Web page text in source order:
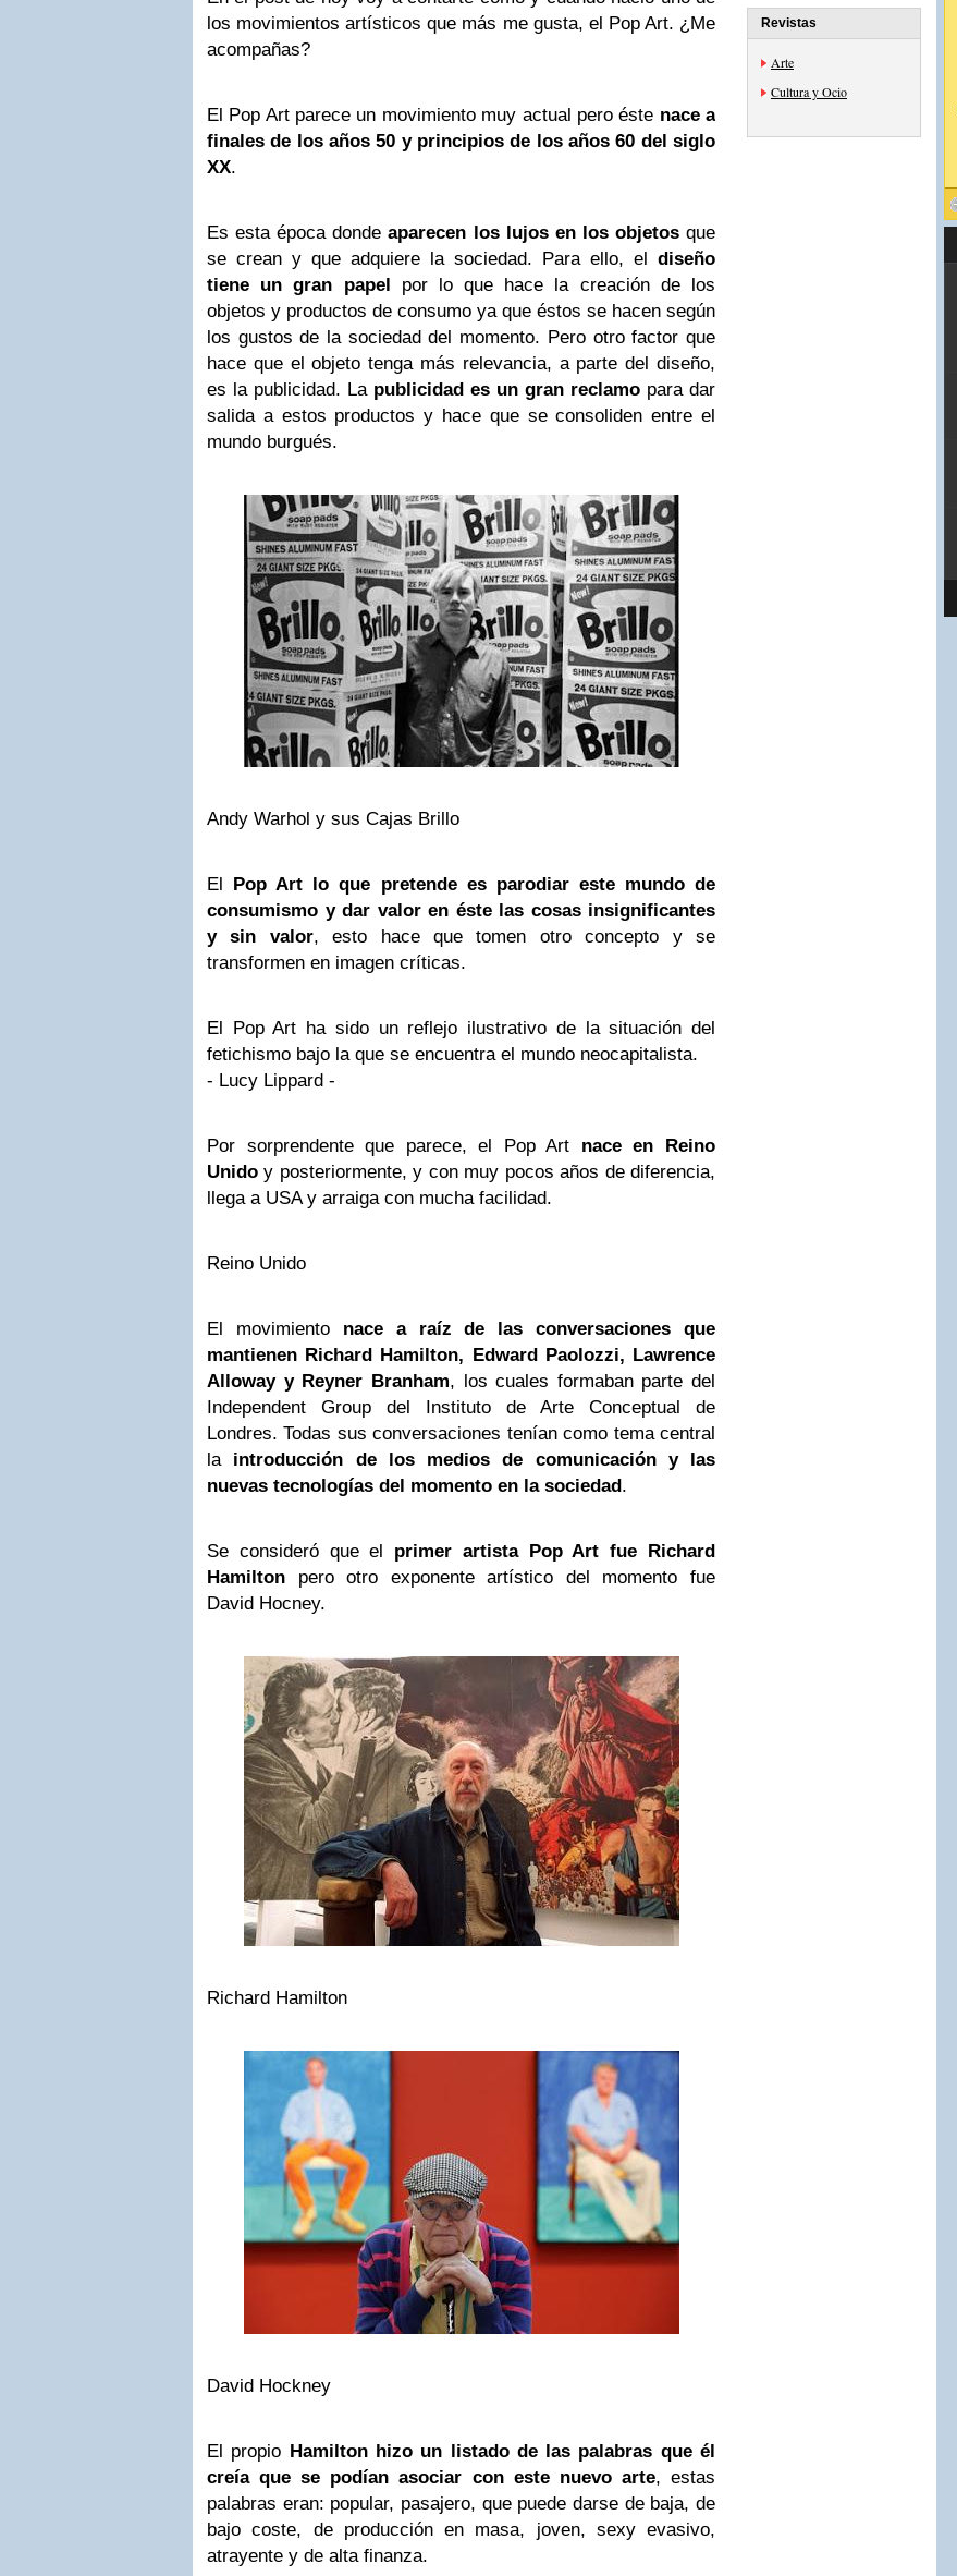
los movimientos artísticos que más me gusta, el Pop Art. ¿Me
acompañas?
El Pop Art parece un movimiento muy actual pero éste nace a
finales de los años 50 y principios de los años 60 del siglo
XX.
Es esta época dondeaparecen los lujos en los objetosque
se crean y que adquiere la sociedad. Para ello, el diseño
tiene un gran papel por lo que hace la creación de los
objetos y productos de consumo ya que éstos se hacen según
los gustos de la sociedad del momento. Pero otro factor que
hace que el objeto tenga más relevancia, a parte del diseño,
es la publicidad. La publicidad es un gran reclamo para dar
salida a estos productos y hace que se consoliden entre el
mundo burgués.
Andy Warhol y sus Cajas Brillo
El Pop Art lo que pretende es parodiar este mundo de
consumismo y dar valor en éste las cosas insignificantes
y sin valor, esto hace que tomen otro concepto y se
transformen en imagen críticas.
El Pop Art ha sido un reflejo ilustrativo de la situación del
fetichismo bajo la que se encuentra el mundo neocapitalista.
- Lucy Lippard -
Por sorprendente que parece, el Pop Art nace en Reino
Unido y posteriormente, y con muy pocos años de diferencia,
llega a USA y arraiga con mucha facilidad.
Reino Unido
El movimiento nace a raíz de las conversaciones que
mantienen Richard Hamilton, Edward Paolozzi, Lawrence
Alloway y Reyner Branham, los cuales formaban parte del
Independent Group del Instituto de Arte Conceptual de
Londres. Todas sus conversaciones tenían como tema central
la introducción de los medios de comunicación y las
nuevas tecnologías del momento en la sociedad.
Se consideró que el primer artista Pop Art fue Richard
Hamilton pero otro exponente artístico del momento fue
David Hocney.
Richard Hamilton
David Hockney
El propio Hamilton hizo un listado de las palabras que él
creía que se podían asociar con este nuevo arte, estas
palabras eran: popular, pasajero, que puede darse de baja, de
bajo coste, de producción en masa, joven, sexy evasivo,
atrayente y de alta finanza.
Revistas
Arte
Cultura y Ocio